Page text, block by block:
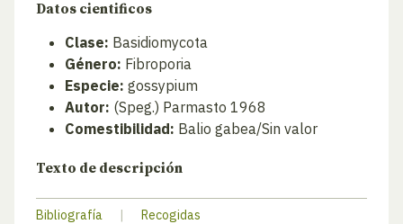
Datos cientificos
Clase: Basidiomycota
Género: Fibroporia
Especie: gossypium
Autor: (Speg.) Parmasto 1968
Comestibilidad: Balio gabea/Sin valor
Texto de descripción
Bibliografía | Recogidas